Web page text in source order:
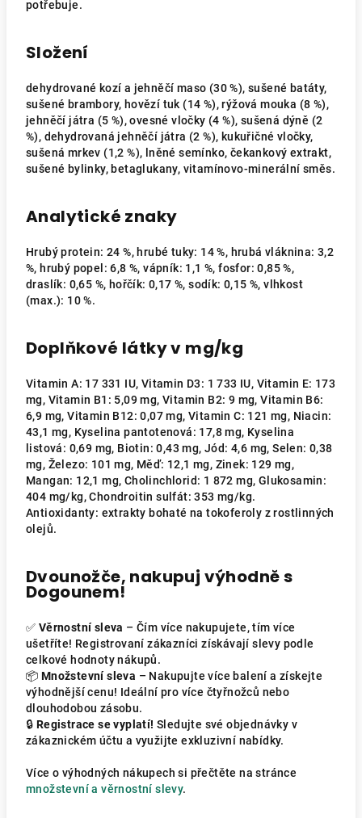
potřebuje.
Složení
dehydrované kozí a jehněčí maso (30 %), sušené batáty,
sušené brambory, hovězí tuk (14 %), rýžová mouka (8 %),
jehněčí játra (5 %), ovesné vločky (4 %), sušená dýně (2
%), dehydrovaná jehněčí játra (2 %), kukuřičné vločky,
sušená mrkev (1,2 %), lněné semínko, čekankový extrakt,
sušené bylinky, betaglukany, vitamínovo-minerální směs.
Analytické znaky
Hrubý protein: 24 %, hrubé tuky: 14 %, hrubá vláknina: 3,2
%, hrubý popel: 6,8 %, vápník: 1,1 %, fosfor: 0,85 %,
draslík: 0,65 %, hořčík: 0,17 %, sodík: 0,15 %, vlhkost
(max.): 10 %.
Doplňkové látky v mg/kg
Vitamin A: 17 331 IU, Vitamin D3: 1 733 IU, Vitamin E: 173
mg, Vitamin B1: 5,09 mg, Vitamin B2: 9 mg, Vitamin B6:
6,9 mg, Vitamin B12: 0,07 mg, Vitamin C: 121 mg, Niacin:
43,1 mg, Kyselina pantotenová: 17,8 mg, Kyselina
listová: 0,69 mg, Biotin: 0,43 mg, Jód: 4,6 mg, Selen: 0,38
mg, Železo: 101 mg, Měď: 12,1 mg, Zinek: 129 mg,
Mangan: 12,1 mg, Cholinchlorid: 1 872 mg, Glukosamin:
404 mg/kg, Chondroitin sulfát: 353 mg/kg.
Antioxidanty: extrakty bohaté na tokoferoly z rostlinných
olejů.
Dvounožče, nakupuj výhodně s
Dogounem!
✅ Věrnostní sleva – Čím více nakupujete, tím více
ušetříte! Registrovaní zákazníci získávají slevy podle
celkové hodnoty nákupů.
📦 Množstevní sleva – Nakupujte více balení a získejte
výhodnější cenu! Ideální pro více čtyřnožců nebo
dlouhodobou zásobu.
🔒 Registrace se vyplatí! Sledujte své objednávky v
zákaznickém účtu a využijte exkluzivní nabídky.
Více o výhodných nákupech si přečtěte na stránce
množstevní a věrnostní slevy.